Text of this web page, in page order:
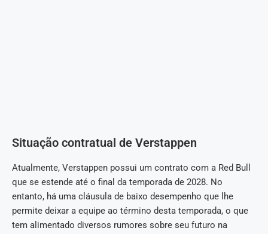
Situação contratual de Verstappen
Atualmente, Verstappen possui um contrato com a Red Bull
que se estende até o final da temporada de 2028. No
entanto, há uma cláusula de baixo desempenho que lhe
permite deixar a equipe ao término desta temporada, o que
tem alimentado diversos rumores sobre seu futuro na